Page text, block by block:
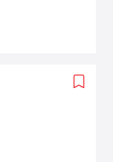
Add